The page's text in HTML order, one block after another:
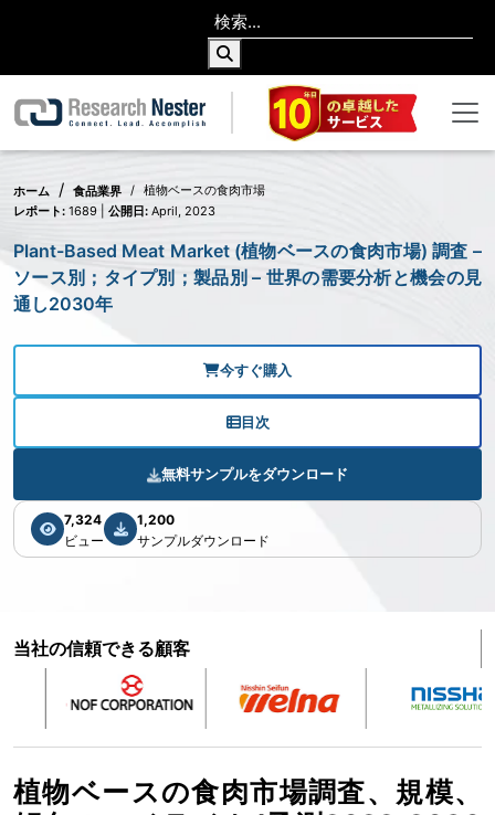
ホーム 食品業界
植物ベースの食肉市場
レポート: 1689 | 公開日: April, 2023
Plant-Based Meat Market (植物ベースの食肉市場) 調査 –
ソース別；タイプ別；製品別 – 世界の需要分析と機会の見
通し2030年
今すぐ購入
目次
無料サンプルをダウンロード
7,324
ビュー
1,200
サンプルダウンロード
当社の信頼できる顧客
植物ベースの食肉市場調査、規模、